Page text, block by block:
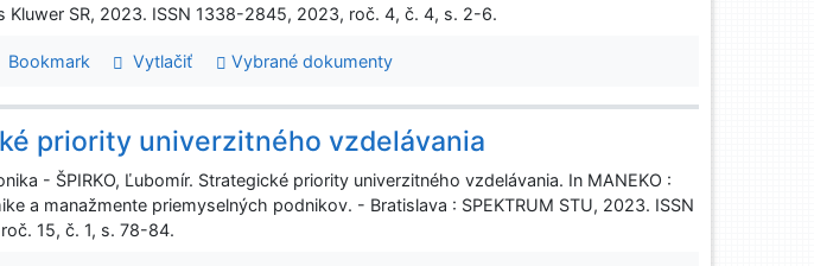
Kluwer SR, 2023. ISSN 1338-2845, 2023, roč. 4, č. 4, s. 2-6.
Bookmark Vytlačiť Vybrané dokumenty
priority univerzitného vzdelávania
- ŠPIRKO, Ľubomír. Strategické priority univerzitného vzdelávania. In MANEKO :
a manažmente priemyselných podnikov. - Bratislava : SPEKTRUM STU, 2023. ISSN
15, č. 1, s. 78-84.